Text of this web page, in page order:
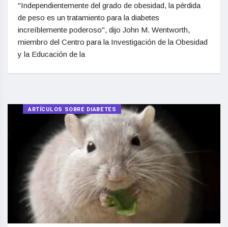
"Independientemente del grado de obesidad, la pérdida
de peso es un tratamiento para la diabetes
increíblemente poderoso", dijo John M. Wentworth,
miembro del Centro para la Investigación de la Obesidad
y la Educación de la
ARTÍCULOS SOBRE DIABETES